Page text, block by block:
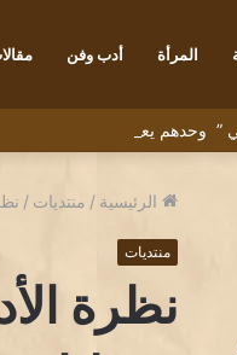
المرأة أدب وفن
” وحدهم يعبرون الجسر” للشاعر
الرئيسية / منتديات /
منتديات
نظرة